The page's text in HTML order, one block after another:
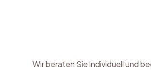
Wir beraten Sie individuell und